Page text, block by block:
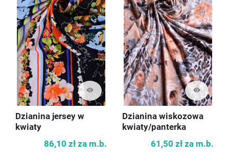
visibility
Dzianina jersey w
kwiaty
86,10 zł za m.b.
visibility
Dzianina wiskozowa
kwiaty/panterka
61,50 zł za m.b.